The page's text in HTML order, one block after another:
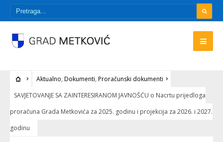
Aktualno, Dokumenti, Proračunski dokumenti
SAVJETOVANJE SA ZAINTERESIRANOM JAVNOŠĆU o Nacrtu prijedloga
proračuna Grada Metkovića za 2025. godinu i projekcija za 2026. i 2027.
godinu